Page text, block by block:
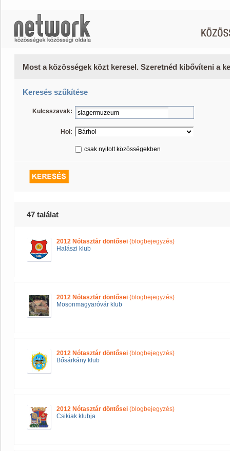
Most a közösségek közt keresel. Szeretnéd kibővíteni a
Keresés szűkítése
Kulcsszavak:
Hol:
csak nyitott közösségekben
47 találat
2012 Nótasztár döntősei (blogbejegyzés)
Halászi klub
2012 Nótasztár döntősei (blogbejegyzés)
Mosonmagyaróvár klub
2012 Nótasztár döntősei (blogbejegyzés)
Bősárkány klub
2012 Nótasztár döntősei (blogbejegyzés)
Csikiak klubja